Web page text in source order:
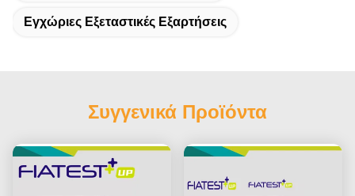
Εγχώριες Εξεταστικές Εξαρτήσεις
Συγγενικά Προϊόντα